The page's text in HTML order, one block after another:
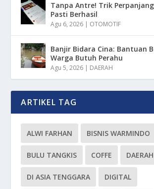
Tanpa Antre! Trik
Pasti Berhasil
Agu 6, 2026 | OTOMOTIF
Banjir Bidara Cina: Bantuan
Warga Butuh Perahu
Agu 5, 2026 | DAERAH
ARTIKEL TAG
ALWI FARHAN BISNIS WARMINDO
BULU TANGKIS COFFE DAERAH
DI ASIA TENGGARA DIGITAL